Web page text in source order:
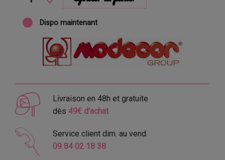
Dispo maintenant
Livraison en 48h et gratuite
dès 49€ d'achat
Service client dim. au vend.
09 84 02 18 38